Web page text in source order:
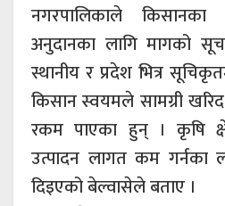
नगरपालिकाले
अनुदानका लागि मागको
स्थानीय र प्रदेश भित्र
किसान स्वयमले सामग्री
रकम पाएका हुन् । कृषि
उत्पादन लागत कम गर्नका
दिइएको बेल्वासेले बताए ।